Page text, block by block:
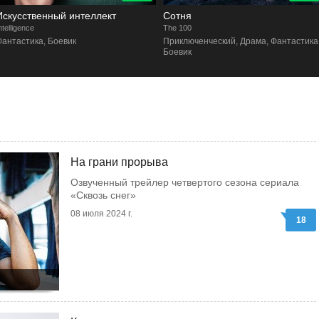
интеллект
Боевик
Сотня
The 100
Приключенческий, Драма,
Боевик
На грани прорыва
Озвученный трейлер четвертого сезона сериала
«Сквозь снег»
08 июля 2024 г.
18